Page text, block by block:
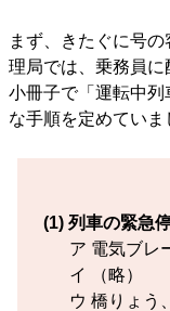
まず、きたぐに号
理局では、乗務員
小冊子で「運転中列
な手順を定めていま
(1) 列車の緊急
ア 電気ブレ
イ （略）
ウ 橋りょう